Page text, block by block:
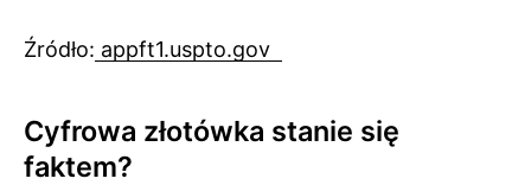
Źródło: appft1.uspto.gov
Cyfrowa złotówka stanie się
faktem?